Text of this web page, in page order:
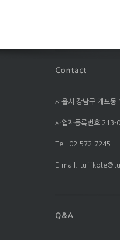
서울시 강남구 개포동
사업자등록번호:213-
Tel. 02-572-7245
E-mail.